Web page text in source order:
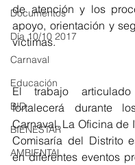
Documentos
Día 10/10 2017
Carnaval
Educación
BID
BIENESTAR
AMBIENTAL
de atención y los
apoyo, orientación y
víctimas.
El trabajo
fortalecerá durante
Carnaval. La Oficina de
Comisaría del Distrito
en diferentes eventos